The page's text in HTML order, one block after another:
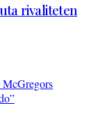
rivaliteten